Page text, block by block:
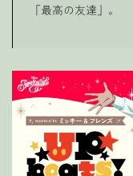
「最高の友達」。